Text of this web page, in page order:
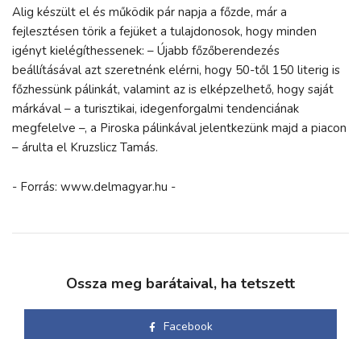
Alig készült el és működik pár napja a főzde, már a
fejlesztésen törik a fejüket a tulajdonosok, hogy minden
igényt kielégíthessenek: – Újabb főzőberendezés
beállításával azt szeretnénk elérni, hogy 50-től 150 literig is
főzhessünk pálinkát, valamint az is elképzelhető, hogy saját
márkával – a turisztikai, idegenforgalmi tendenciának
megfelelve –, a Piroska pálinkával jelentkezünk majd a piacon
– árulta el Kruzslicz Tamás.
- Forrás: www.delmagyar.hu -
Ossza meg barátaival, ha tetszett
Facebook